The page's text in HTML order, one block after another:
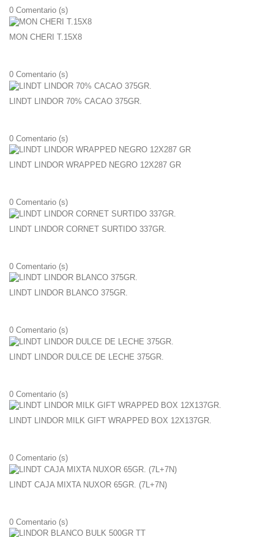
0 Comentario (s)
MON CHERI T.15X8
0 Comentario (s)
LINDT LINDOR 70% CACAO 375GR.
0 Comentario (s)
LINDT LINDOR WRAPPED NEGRO 12X287 GR
0 Comentario (s)
LINDT LINDOR CORNET SURTIDO 337GR.
0 Comentario (s)
LINDT LINDOR BLANCO 375GR.
0 Comentario (s)
LINDT LINDOR DULCE DE LECHE 375GR.
0 Comentario (s)
LINDT LINDOR MILK GIFT WRAPPED BOX 12X137GR.
0 Comentario (s)
LINDT CAJA MIXTA NUXOR 65GR. (7L+7N)
0 Comentario (s)